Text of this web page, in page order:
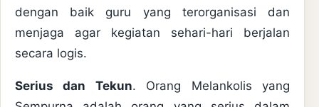
dengan baik guru yang terorganisasi dan
menjaga agar kegiatan sehari-hari berjalan
secara logis.
Serius dan Tekun. Orang Melankolis yang